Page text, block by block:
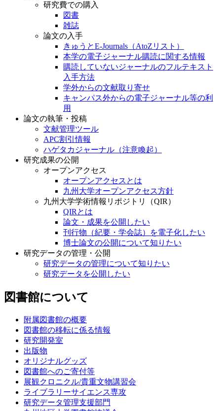
研究費での購入
図書
雑誌
論文の入手
きゅうとE-Journals（AtoZリスト）
本学の電子ジャーナル購読に関する情報
購読していないジャーナルのフルテキスト
入手方法
学外からの文献取り寄せ
キャンパス外からの電子ジャーナル等の利
用
論文の執筆・投稿
文献管理ツール
APC割引情報
ハゲタカジャーナル（注意喚起）
研究成果の公開
オープンアクセス
オープンアクセスとは
九州大学オープンアクセス方針
九州大学学術情報リポジトリ（QIR）
QIRとは
論文・成果を公開したい
刊行物（紀要・学会誌）を電子化したい
博士論文の公開について知りたい
研究データの管理・公開
研究データの管理について知りたい
研究データを公開したい
図書館について
附属図書館の概要
図書館の移転に係る情報
研究開発室
出版物
オリジナルグッズ
図書館へのご寄付等
展観クロニクル/貴重文物講習会
ライブラリーサイエンス専攻
研究データ管理支援部門